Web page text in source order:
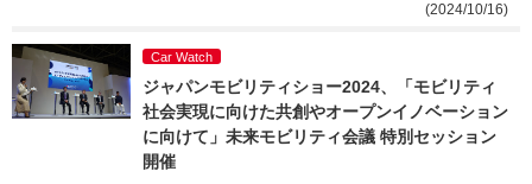
(2024/10/16)
Car Watch
ジャパンモビリティショー2024、「モビリティ
社会実現に向けた共創やオープンイノベーション
に向けて」未来モビリティ会議 特別セッション
開催